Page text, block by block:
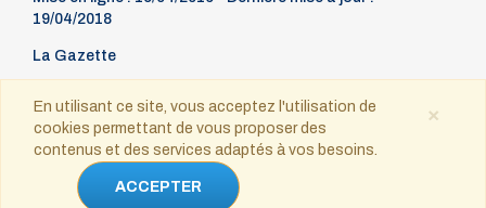
19/04/2018
La Gazette
Contact
Copyright © 2021-2025 tous droits réservés
×
En utilisant ce site, vous acceptez l'utilisation de
cookies permettant de vous proposer des
contenus et des services adaptés à vos besoins.
ACCEPTER